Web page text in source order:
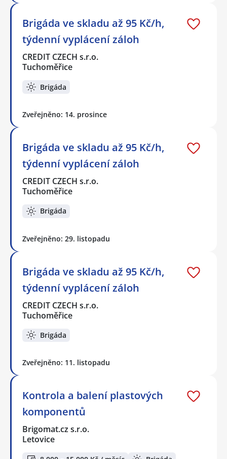
Brigáda ve skladu až 95 Kč/h,
týdenní vyplácení záloh
CREDIT CZECH s.r.o.
Tuchoměřice
Brigáda
Zveřejněno: 14. prosince
Brigáda ve skladu až 95 Kč/h,
týdenní vyplácení záloh
CREDIT CZECH s.r.o.
Tuchoměřice
Brigáda
Zveřejněno: 29. listopadu
Brigáda ve skladu až 95 Kč/h,
týdenní vyplácení záloh
CREDIT CZECH s.r.o.
Tuchoměřice
Brigáda
Zveřejněno: 11. listopadu
Kontrola a balení plastových
komponentů
Brigomat.cz s.r.o.
Letovice